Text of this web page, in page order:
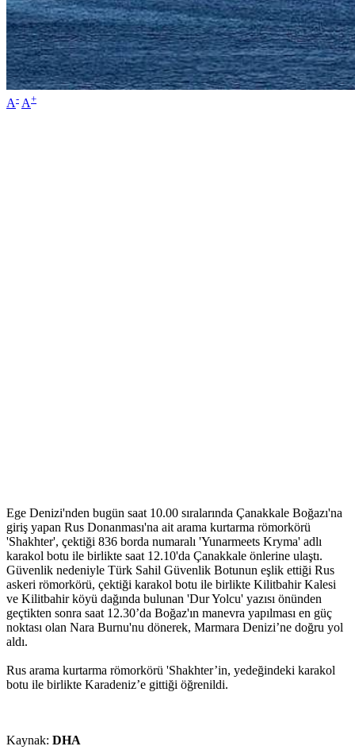
A- A+
Ege Denizi'nden bugün saat 10.00 sıralarında Çanakkale Boğazı'na
giriş yapan Rus Donanması'na ait arama kurtarma römorkörü
'Shakhter', çektiği 836 borda numaralı 'Yunarmeets Kryma' adlı
karakol botu ile birlikte saat 12.10'da Çanakkale önlerine ulaştı.
Güvenlik nedeniyle Türk Sahil Güvenlik Botunun eşlik ettiği Rus
askeri römorkörü, çektiği karakol botu ile birlikte Kilitbahir Kalesi
ve Kilitbahir köyü dağında bulunan 'Dur Yolcu' yazısı önünden
geçtikten sonra saat 12.30’da Boğaz'ın manevra yapılması en güç
noktası olan Nara Burnu'nu dönerek, Marmara Denizi’ne doğru yol
aldı.
Rus arama kurtarma römorkörü 'Shakhter’in, yedeğindeki karakol
botu ile birlikte Karadeniz’e gittiği öğrenildi.
Kaynak: DHA